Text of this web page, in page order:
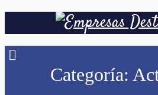
Categoría: